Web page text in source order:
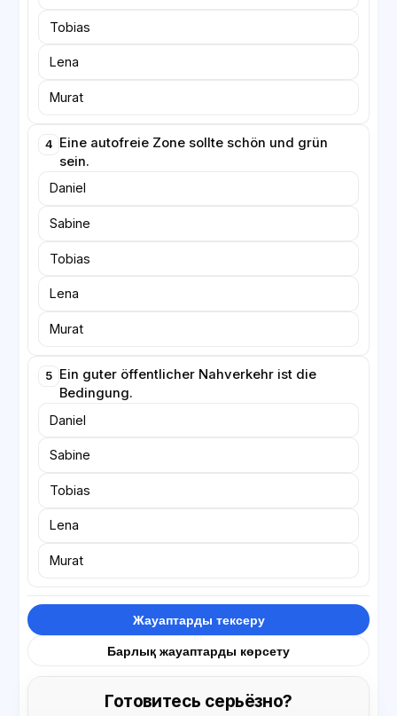
Tobias
Lena
Murat
4 Eine autofreie Zone sollte schön und grün
sein.
Daniel
Sabine
Tobias
Lena
Murat
5 Ein guter öffentlicher Nahverkehr ist die
Bedingung.
Daniel
Sabine
Tobias
Lena
Murat
Жауаптарды тексеру
Барлық жауаптарды көрсету
Готовитесь серьёзно?